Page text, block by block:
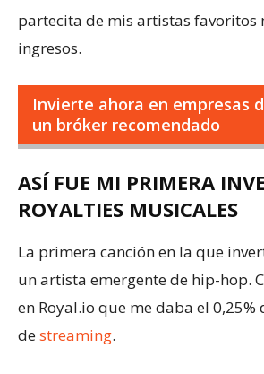
partecita de mis artistas favoritos
ingresos.
Invierte ahora en empresas
un bróker recomendado
ASÍ FUE MI PRIMERA
ROYALTIES MUSICALES
La primera canción en la que
un artista emergente de hip-hop.
en Royal.io que me daba el 0,25%
destreaming.